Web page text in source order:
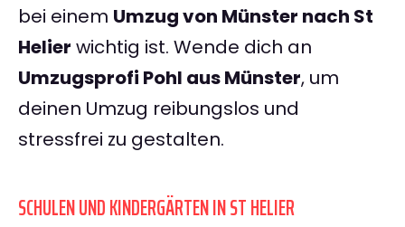
bei einem Umzug von Münster nach St
Helier wichtig ist. Wende dich an
Umzugsprofi Pohl aus Münster, um
deinen Umzug reibungslos und
stressfrei zu gestalten.
SCHULEN UND KINDERGÄRTEN IN ST HELIER